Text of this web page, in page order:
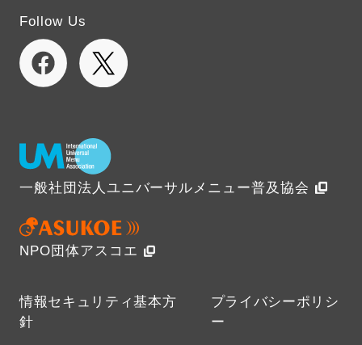
Follow Us
一般社団法人ユニバーサルメニュー普及協会
NPO団体アスコエ
情報セキュリティ基本方
針
プライバシーポリシ
ー